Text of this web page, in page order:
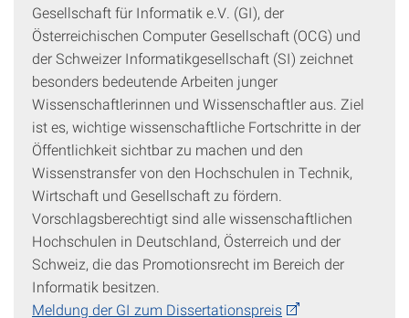
Gesellschaft für Informatik e.V. (GI), der
Österreichischen Computer Gesellschaft (OCG) und
der Schweizer Informatikgesellschaft (SI) zeichnet
besonders bedeutende Arbeiten junger
Wissenschaftlerinnen und Wissenschaftler aus. Ziel
ist es, wichtige wissenschaftliche Fortschritte in der
Öffentlichkeit sichtbar zu machen und den
Wissenstransfer von den Hochschulen in Technik,
Wirtschaft und Gesellschaft zu fördern.
Vorschlagsberechtigt sind alle wissenschaftlichen
Hochschulen in Deutschland, Österreich und der
Schweiz, die das Promotionsrecht im Bereich der
Informatik besitzen.
Meldung der GI zum Dissertationspreis